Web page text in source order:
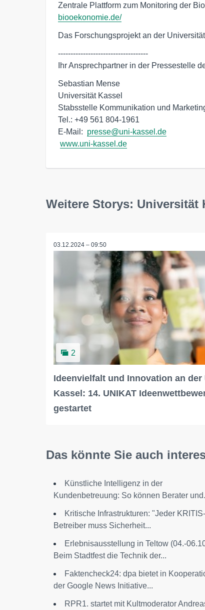
Zentrale Plattform zum Monitoring der
biooekonomie.de/
Das Forschungsprojekt an der
------------------------------------
Ihr Ansprechpartner in der Pressestelle
Sebastian Mense
Universität Kassel
Stabsstelle Kommunikation und
Tel.: +49 561 804-1961
E-Mail: presse@uni-kassel.de
www.uni-kassel.de
Weitere Storys: Universität
03.12.2024 – 09:50
2
Ideenvielfalt und Innovation an der
Kassel: 14. UNIKAT
gestartet
Das könnte Sie auch
Künstliche Intelligenz in der
Kundenbetreuung: So können Berater
Kritische Infrastrukturen: "Jeder KRITIS-
Betreiber muss Sicherheit...
Erlebnisausstellung in Teltow (04.-
Beim Stadtfest die Technik der...
Faktencheck24: dpa bietet in
der Google News Initiative...
RPR1. startet mit Kultmoderator